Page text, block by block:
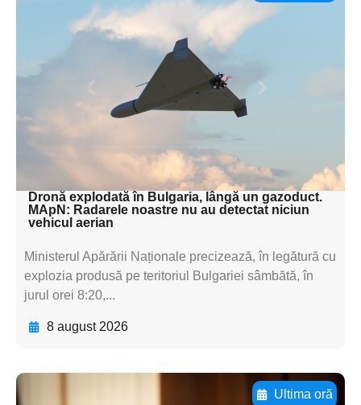
Adaugă aici textul pentru
subtitluAdaugă aici
textul pentru
subtitluAdaugă aici
textul pentru
subtitluAdaugă aici
textul pentru subti
Dronă explodată în Bulgaria, lângă un gazoduct.
MApN: Radarele noastre nu au detectat niciun
vehicul aerian
Ministerul Apărării Naționale precizează, în legătură cu
explozia produsă pe teritoriul Bulgariei sâmbătă, în
jurul orei 8:20,...
8 august 2026
Ultima oră